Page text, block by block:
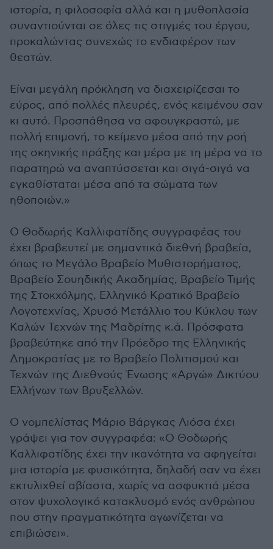
ιστορία, η φιλοσοφία αλλά και η μυθοπλασία
συναντιούνται σε όλες τις στιγμές του έργου,
προκαλώντας συνεχώς το ενδιαφέρον των
θεατών.
Είναι μεγάλη πρόκληση να διαχειρίζεσαι το
εύρος, από πολλές πλευρές, ενός κειμένου σαν
κι αυτό. Προσπάθησα να αφουγκραστώ, με
πολλή επιμονή, το κείμενο μέσα από την ροή
της σκηνικής πράξης και μέρα με τη μέρα να το
παρατηρώ να αναπτύσσεται και σιγά-σιγά να
εγκαθίσταται μέσα από τα σώματα των
ηθοποιών.»
Ο Θοδωρής Καλλιφατίδης συγγραφέας του
έχει βραβευτεί με σημαντικά διεθνή βραβεία,
όπως το Μεγάλο Βραβείο Μυθιστορήματος,
Βραβείο Σουηδικής Ακαδημίας, Βραβείο Τιμής
της Στοκχόλμης, Ελληνικό Κρατικό Βραβείο
Λογοτεχνίας, Χρυσό Μετάλλιο του Κύκλου των
Καλών Τεχνών της Μαδρίτης κ.ά. Πρόσφατα
βραβεύτηκε από την Πρόεδρο της Ελληνικής
Δημοκρατίας με το Βραβείο Πολιτισμού και
Τεχνών της Διεθνούς Ένωσης «Αργώ» Δικτύου
Ελλήνων των Βρυξελλών.
Ο νομπελίστας Μάριο Βάργκας Λιόσα έχει
γράψει για τον συγγραφέα: «Ο Θοδωρής
Καλλιφατίδης έχει την ικανότητα να αφηγείται
μια ιστορία με φυσικότητα, δηλαδή σαν να έχει
εκτυλιχθεί αβίαστα, χωρίς να ασφυκτιά μέσα
στον ψυχολογικό κατακλυσμό ενός ανθρώπου
που στην πραγματικότητα αγωνίζεται να
επιβιώσει».